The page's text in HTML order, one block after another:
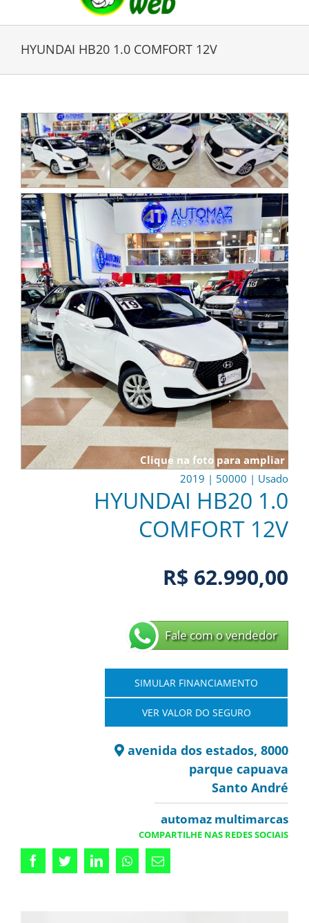
HYUNDAI HB20 1.0 COMFORT 12V
Clique na foto para ampliar
2019 | 50000 | Usado
HYUNDAI HB20 1.0
COMFORT 12V
R$ 62.990,00
Fale com o vendedor
SIMULAR FINANCIAMENTO
VER VALOR DO SEGURO
avenida dos estados, 8000
parque capuava
Santo André
automaz multimarcas
COMPARTILHE NAS REDES SOCIAIS
FacebookTwitterLinkedInWhatsappEmail